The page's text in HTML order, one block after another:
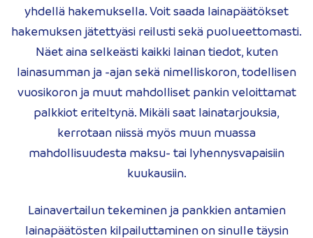
yhdellä hakemuksella. Voit saada lainapäätökset
hakemuksen jätettyäsi reilusti sekä puolueettomasti.
Näet aina selkeästi kaikki lainan tiedot, kuten
lainasumman ja -ajan sekä nimelliskoron, todellisen
vuosikoron ja muut mahdolliset pankin veloittamat
palkkiot eriteltynä. Mikäli saat lainatarjouksia,
kerrotaan niissä myös muun muassa
mahdollisuudesta maksu- tai lyhennysvapaisiin
kuukausiin.
Lainavertailun tekeminen ja pankkien antamien
lainapäätösten kilpailuttaminen on sinulle täysin